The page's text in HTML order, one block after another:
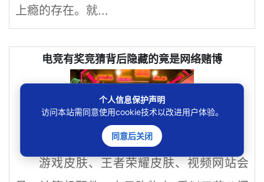
上瘾的存在。就...
电竞有奖竞猜背后隐藏的竟是网络赌博
游戏皮肤、王者荣耀皮肤、视频网站会
个人信息保护声明
访问本站需同意使用cookie技术以改进用户体验。
同意后关闭